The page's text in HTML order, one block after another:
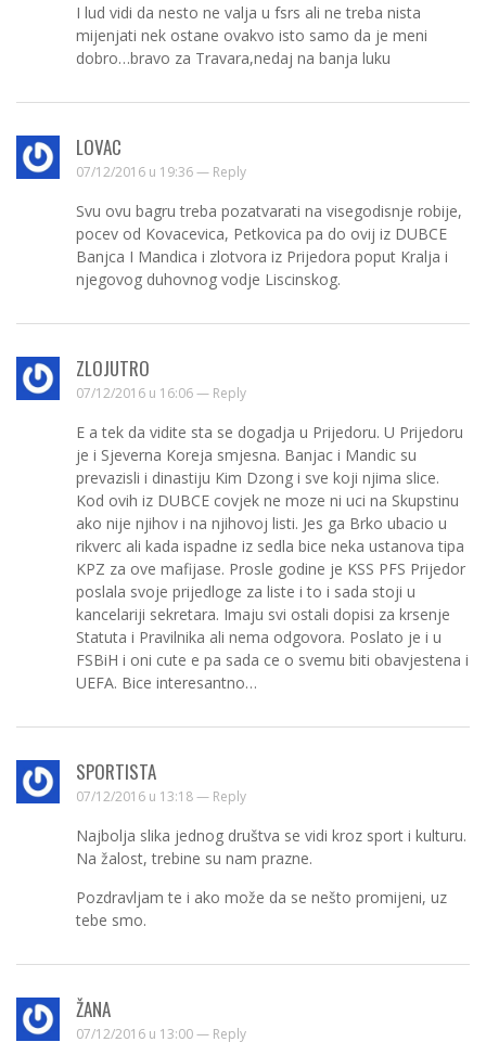
I lud vidi da nesto ne valja u fsrs ali ne treba nista
mijenjati nek ostane ovakvo isto samo da je meni
dobro…bravo za Travara,nedaj na banja luku
LOVAC
07/12/2016 u 19:36 — Reply
Svu ovu bagru treba pozatvarati na visegodisnje robije,
pocev od Kovacevica, Petkovica pa do ovij iz DUBCE
Banjca I Mandica i zlotvora iz Prijedora poput Kralja i
njegovog duhovnog vodje Liscinskog.
ZLOJUTRO
07/12/2016 u 16:06 — Reply
E a tek da vidite sta se dogadja u Prijedoru. U Prijedoru
je i Sjeverna Koreja smjesna. Banjac i Mandic su
prevazisli i dinastiju Kim Dzong i sve koji njima slice.
Kod ovih iz DUBCE covjek ne moze ni uci na Skupstinu
ako nije njihov i na njihovoj listi. Jes ga Brko ubacio u
rikverc ali kada ispadne iz sedla bice neka ustanova tipa
KPZ za ove mafijase. Prosle godine je KSS PFS Prijedor
poslala svoje prijedloge za liste i to i sada stoji u
kancelariji sekretara. Imaju svi ostali dopisi za krsenje
Statuta i Pravilnika ali nema odgovora. Poslato je i u
FSBiH i oni cute e pa sada ce o svemu biti obavjestena i
UEFA. Bice interesantno…
SPORTISTA
07/12/2016 u 13:18 — Reply
Najbolja slika jednog društva se vidi kroz sport i kulturu.
Na žalost, trebine su nam prazne.
Pozdravljam te i ako može da se nešto promijeni, uz
tebe smo.
ŽANA
07/12/2016 u 13:00 — Reply